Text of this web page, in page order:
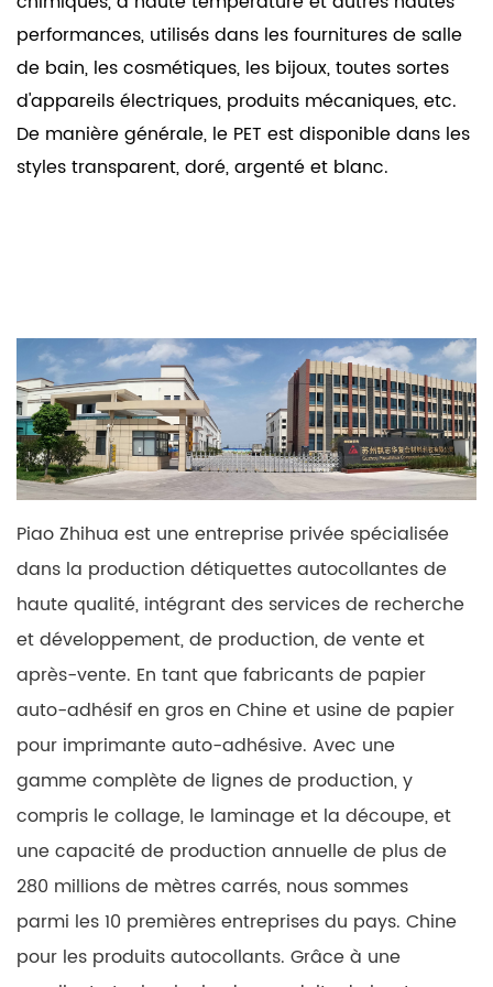
performances, utilisés dans les fournitures de salle
de bain, les cosmétiques, les bijoux, toutes sortes
d'appareils électriques, produits mécaniques, etc.
De manière générale, le PET est disponible dans les
styles transparent, doré, argenté et blanc.
Piao Zhihua est une entreprise privée spécialisée
dans la production détiquettes autocollantes de
haute qualité, intégrant des services de recherche
et développement, de production, de vente et
après-vente. En tant que fabricants de papier
auto-adhésif en gros en Chine et usine de papier
pour imprimante auto-adhésive. Avec une
gamme complète de lignes de production, y
compris le collage, le laminage et la découpe, et
une capacité de production annuelle de plus de
280 millions de mètres carrés, nous sommes
parmi les 10 premières entreprises du pays. Chine
pour les produits autocollants. Grâce à une